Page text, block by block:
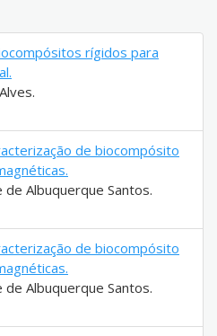
rígidos para
de biocompósito
de Albuquerque Santos.
de biocompósito
de Albuquerque Santos.